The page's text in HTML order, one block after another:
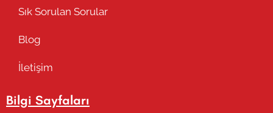
Sık Sorulan Sorular
Blog
İletişim
Bilgi Sayfaları